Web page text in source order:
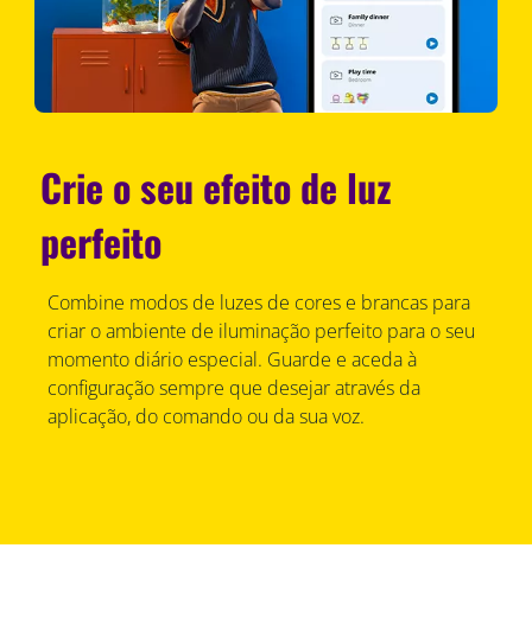
Crie o seu efeito de luz
perfeito
Combine modos de luzes de cores e brancas para
criar o ambiente de iluminação perfeito para o seu
momento diário especial. Guarde e aceda à
configuração sempre que desejar através da
aplicação, do comando ou da sua voz.